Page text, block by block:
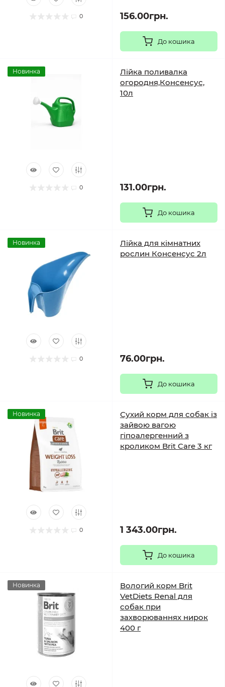
0 156.00грн.
До кошика
Новинка
0
Лійка поливалка
огородня,Консенсус,
10л
131.00грн.
До кошика
Новинка
0
Лійка для кімнатних
рослин Консенсус 2л
76.00грн.
До кошика
Новинка
0
Сухий корм для собак із
зайвою вагою
гіпоалергенний з
кроликом Brit Care 3 кг
1 343.00грн.
До кошика
Новинка
Вологий корм Brit
VetDiets Renal для
собак при
захворюваннях нирок
400 г